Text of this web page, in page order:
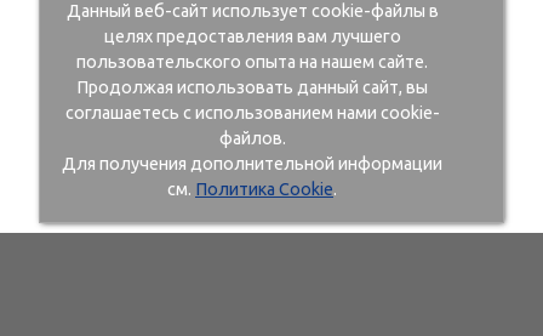
Данный веб-сайт использует cookie-файлы в
целях предоставления вам лучшего
пользовательского опыта на нашем сайте.
Продолжая использовать данный сайт, вы
соглашаетесь с использованием нами cookie-
файлов.
Для получения дополнительной информации
см. Политика Cookie.